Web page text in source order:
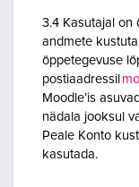
3.4 Kasutajal on
andmete
õppetegevuse
postiaadressil
Moodle’is
nädala jooksul
Peale Konto
kasutada.